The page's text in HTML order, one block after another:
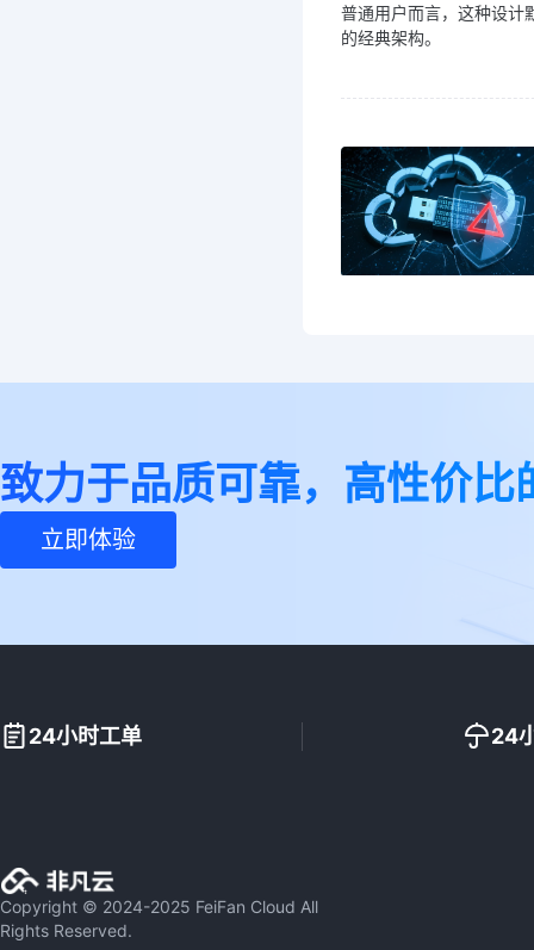
普通用户而言，这种设
的经典架构。
致力于品质可靠，高性价比
立即体验
24小时工单 24
Copyright © 2024-2025 FeiFan Cloud All
Rights Reserved.